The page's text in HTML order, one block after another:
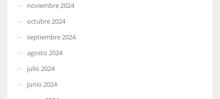
noviembre 2024
octubre 2024
septiembre 2024
agosto 2024
julio 2024
junio 2024